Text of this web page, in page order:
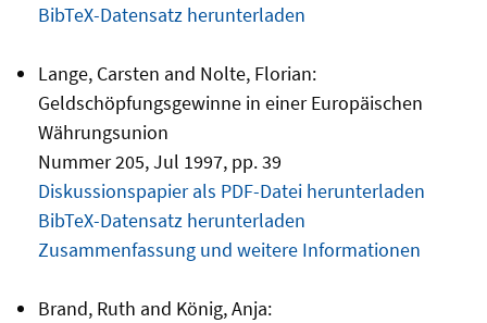
BibTeX-Datensatz herunterladen
Lange, Carsten and Nolte, Florian:
Geldschöpfungsgewinne in einer Europäischen
Währungsunion
Nummer 205, Jul 1997, pp. 39
Diskussionspapier als PDF-Datei herunterladen
BibTeX-Datensatz herunterladen
Zusammenfassung und weitere Informationen
Brand, Ruth and König, Anja: